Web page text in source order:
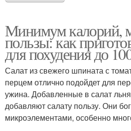
Минимум калорий,
пользы: как
для похудения до
Салат из свежего шпината с
перцем отлично подойдет для
ужина. Добавленные в салат
добавляют салату пользу. Они
микроэлементами, особенно